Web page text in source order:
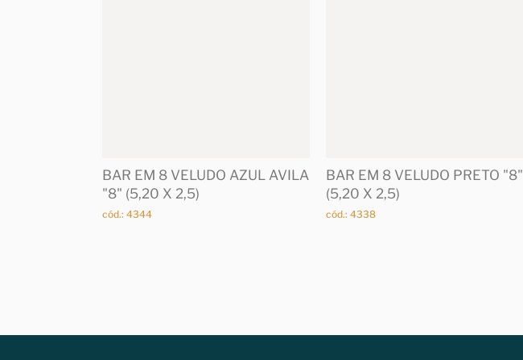
BAR EM 8 VELUDO AZUL AVILA
"8" (5,20 X 2,5)
cód.: 4344
BAR EM 8 VELUDO PRETO "8"
(5,20 X 2,5)
cód.: 4338